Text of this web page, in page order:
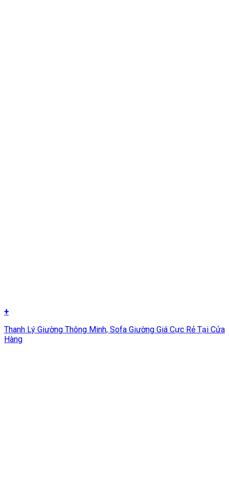
+
Thanh Lý Giường Thông Minh, Sofa Giường Giá Cực Rẻ Tại Cửa
Hàng